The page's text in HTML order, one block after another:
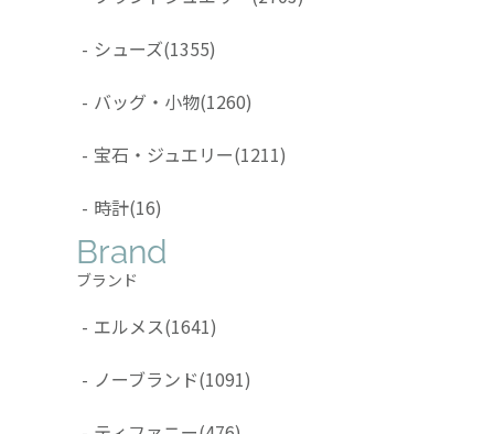
- シューズ(1355)
- バッグ・小物(1260)
- 宝石・ジュエリー(1211)
- 時計(16)
Brand
ブランド
- エルメス(1641)
- ノーブランド(1091)